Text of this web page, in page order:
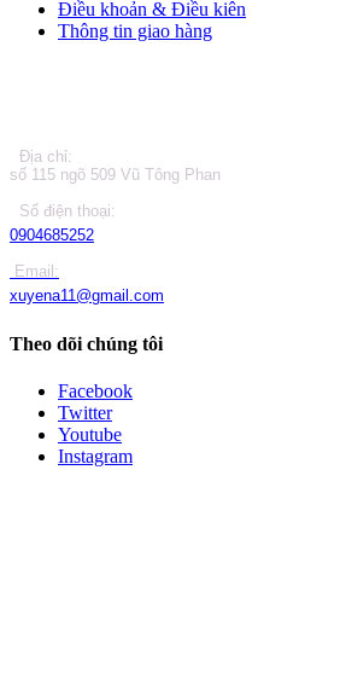
Điều khoản & Điều kiên
Thông tin giao hàng
Địa chỉ:
số 115 ngõ 509 Vũ Tông Phan
Số điện thoại:
0904685252
Email:
xuyena11@gmail.com
Theo dõi chúng tôi
Facebook
Twitter
Youtube
Instagram